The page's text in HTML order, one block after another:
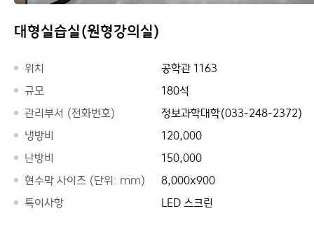
대형실습실(원형강의실)
위치
공학관 1163
규모
180석
관리부서 (전화번호)
정보과학대학(033-248-2372)
냉방비
120,000
난방비
150,000
현수막 사이즈 (단위: mm)
8,000x900
특이사항
LED 스크린